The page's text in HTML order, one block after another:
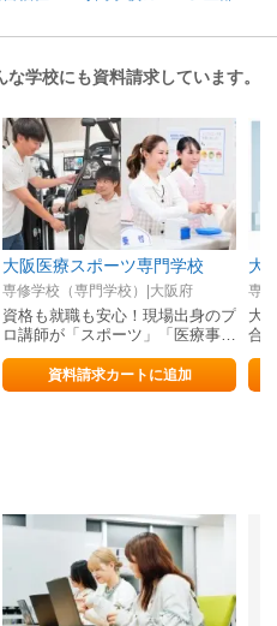
学校にも資料請求しています。
大阪医療スポーツ専門学校
専修学校（専門学校）|大阪府
資格も就職も安心！現場出身のプ
ロ講師が「スポーツ」「医療事
務」への夢をサポート！
資料請求カートに追加
大
専
大
合
度